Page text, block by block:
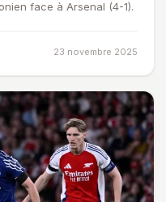
face à Arsenal (4-1).
23 novembre 2025